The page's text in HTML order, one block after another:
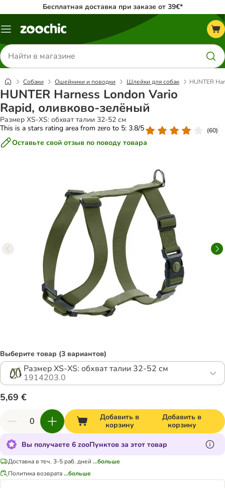
Бесплатная доставка при заказе от 39€*
Каталог
Поиск
товаров
Собаки Ошейники и поводки Шлейки для собак HUNTER
HUNTER Harness London Vario
Rapid, оливково-зелёный
Размер XS-XS: обхват талии 32-52 см
This is a stars rating area from zero to 5: 3.8/5
(60)
Оставьте свой отзыв по поводу товара
Выберите товар (3 вариантов)
Размер XS-XS: обхват талии 32-52 см
1914203.0
5,69 €
Добавить в
корзину
Добавить в
корзину
Вы получаете 6 zooПунктов за этот товар
Доставка в теч. 3-5 раб. дней ...больше
Политика возврата...больше